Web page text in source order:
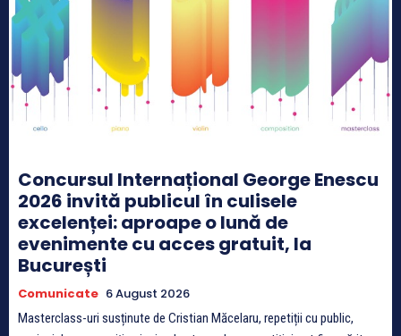
Concursul Internațional George Enescu
2026 invită publicul în culisele
excelenței: aproape o lună de
evenimente cu acces gratuit, la
București
Comunicate 6 August 2026
Masterclass-uri susținute de Cristian Măcelaru, repetiții cu public,